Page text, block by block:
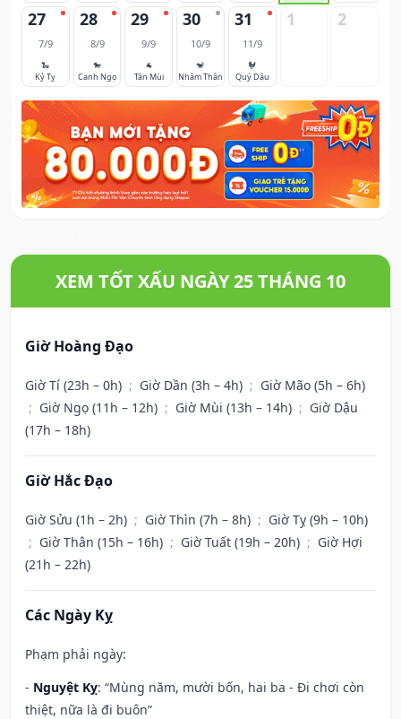
27
7/9
🐍
Kỷ Tỵ
28
8/9
🐎
Canh Ngọ
29
9/9
🐐
Tân Mùi
30
10/9
🐒
Nhâm Thân
31
11/9
🐓
Quý Dậu
1 2
XEM TỐT XẤU NGÀY 25 THÁNG 10
Giờ Hoàng Đạo
Giờ Tí (23h – 0h) ; Giờ Dần (3h – 4h) ; Giờ Mão (5h – 6h)
; Giờ Ngọ (11h – 12h) ; Giờ Mùi (13h – 14h) ; Giờ Dậu
(17h – 18h)
Giờ Hắc Đạo
Giờ Sửu (1h – 2h) ; Giờ Thìn (7h – 8h) ; Giờ Tỵ (9h – 10h)
; Giờ Thân (15h – 16h) ; Giờ Tuất (19h – 20h) ; Giờ Hợi
(21h – 22h)
Các Ngày Kỵ
Phạm phải ngày:
- Nguyệt Kỵ: “Mùng năm, mười bốn, hai ba - Đi chơi còn
thiệt, nữa là đi buôn”